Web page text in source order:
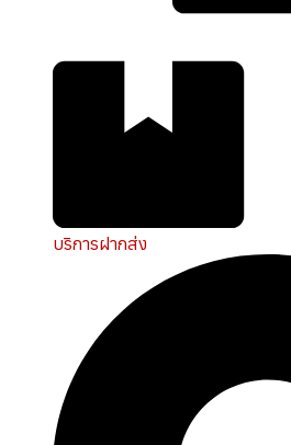
บริการฝากส่ง